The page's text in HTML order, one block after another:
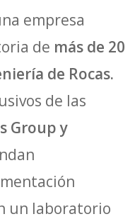
empresa
de más de 20
de Rocas.
de las
Group y
un laboratorio